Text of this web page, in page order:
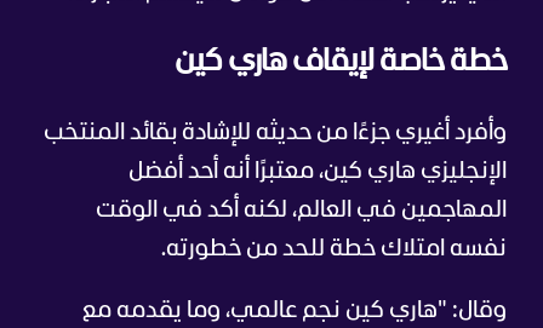
خطة خاصة لإيقاف هاري كين
وأفرد أغيري جزءًا من حديثه للإشادة بقائد المنتخب
الإنجليزي هاري كين، معتبرًا أنه أحد أفضل
المهاجمين في العالم، لكنه أكد في الوقت
نفسه امتلاك خطة للحد من خطورته.
وقال: "هاري كين نجم عالمي، وما يقدمه مع